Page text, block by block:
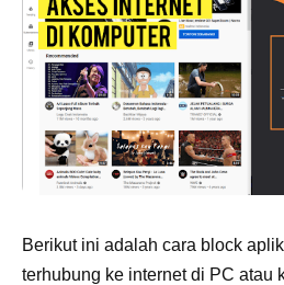
Berikut ini adalah cara block
terhubung ke internet di PC atau